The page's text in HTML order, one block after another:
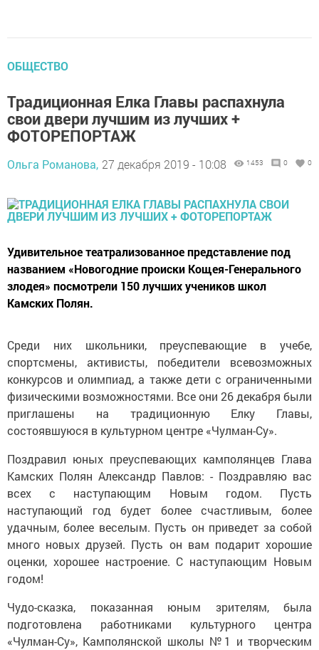
ОБЩЕСТВО
Традиционная Елка Главы распахнула
свои двери лучшим из лучших +
ФОТОРЕПОРТАЖ
Ольга Романова, 27 декабря 2019 - 10:08 1453 0 0
Удивительное театрализованное представление под
названием «Новогодние происки Кощея-Генерального
злодея» посмотрели 150 лучших учеников школ
Камских Полян.
Среди них школьники, преуспевающие в учебе,
спортсмены, активисты, победители всевозможных
конкурсов и олимпиад, а также дети с ограниченными
физическими возможностями. Все они 26 декабря были
приглашены на традиционную Елку Главы,
состоявшуюся в культурном центре «Чулман-Су».
Поздравил юных преуспевающих камполянцев Глава
Камских Полян Александр Павлов: - Поздравляю вас
всех с наступающим Новым годом. Пусть
наступающий год будет более счастливым, более
удачным, более веселым. Пусть он приведет за собой
много новых друзей. Пусть он вам подарит хорошие
оценки, хорошее настроение. С наступающим Новым
годом!
Чудо-сказка, показанная юным зрителям, была
подготовлена работниками культурного центра
«Чулман-Су», Камполянской школы №1 и творческим